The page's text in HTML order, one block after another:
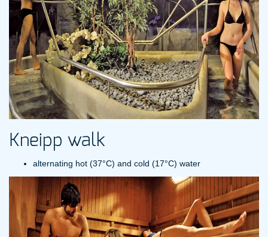
Kneipp walk
alternating hot (37°C) and cold (17°C) water